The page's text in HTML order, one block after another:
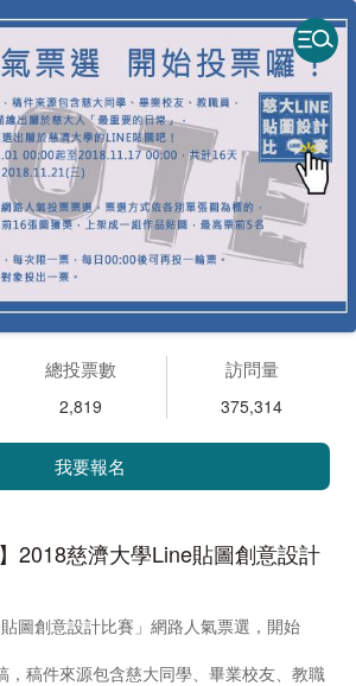
總投票數
2,819
訪問量
375,314
我要報名
2018慈濟大學Line貼圖創意設計
圖創意設計比賽」網路人氣票選，開始
，稿件來源包含慈大同學、畢業校友、教職